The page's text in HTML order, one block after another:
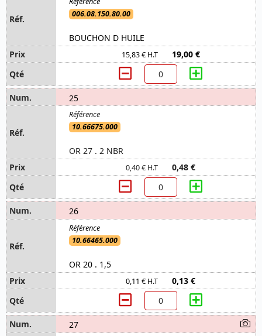
006.08.150.80.00
BOUCHON D HUILE
15,83 € H.T 19,00 €
25
10.66675.000
OR 27 . 2 NBR
0,40 € H.T 0,48 €
26
10.66465.000
OR 20 . 1,5
0,11 € H.T 0,13 €
27